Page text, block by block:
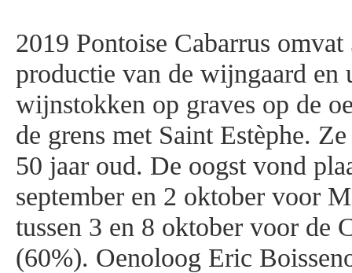
2019 Pontoise Cabarrus
productie van de wijngaard en
wijnstokken op graves op de
de grens met Saint Estèphe.
50 jaar oud. De oogst vond
september en 2 oktober voor
tussen 3 en 8 oktober voor de
(60%). Oenoloog Eric